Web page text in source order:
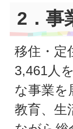
2．事
移住・定
3,461人
な事業を
教育、生